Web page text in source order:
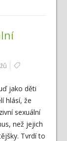
jako děti
hlásí, že
sexuální
než jejich
Tvrdí to